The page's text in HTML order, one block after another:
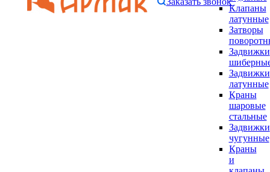
Клапаны
латунные
Затворы
Задвижки
Задвижки
латунные
Краны
шаровые
стальные
Задвижки
чугунные
Краны
и